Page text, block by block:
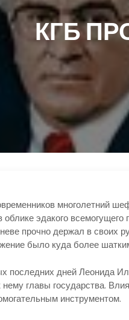
КГБ
многолетний
облике эдакого
прочно держал в своих
было куда более
дней Леонида
нему главы государства.
инструментом.